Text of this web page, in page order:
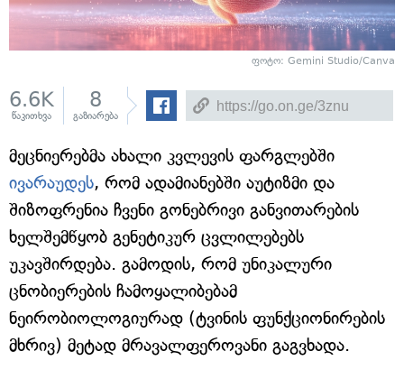
ფოტო: Gemini Studio/Canva
6.6K
წაკითხვა
8
გაზიარება
მეცნიერებმა ახალი კვლევის ფარგლებში
ივარაუდეს, რომ ადამიანებში აუტიზმი და
შიზოფრენია ჩვენი გონებრივი განვითარების
ხელშემწყობ გენეტიკურ ცვლილებებს
უკავშირდება. გამოდის, რომ უნიკალური
ცნობიერების ჩამოყალიბებამ
ნეირობიოლოგიურად (ტვინის ფუნქციონირების
მხრივ) მეტად მრავალფეროვანი გაგვხადა.